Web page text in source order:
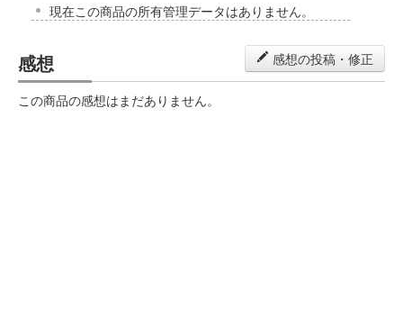
現在この商品の所有管理データはありません。
感想 感想の投稿・修正
この商品の感想はまだありません。